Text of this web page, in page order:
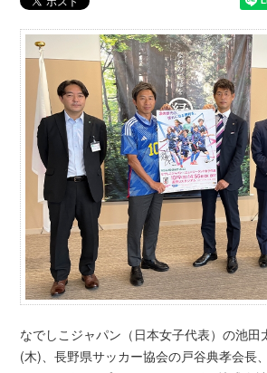
なでしこジャパン（日本女子代表）の池田
(木)、長野県サッカー協会の戸谷典孝会長